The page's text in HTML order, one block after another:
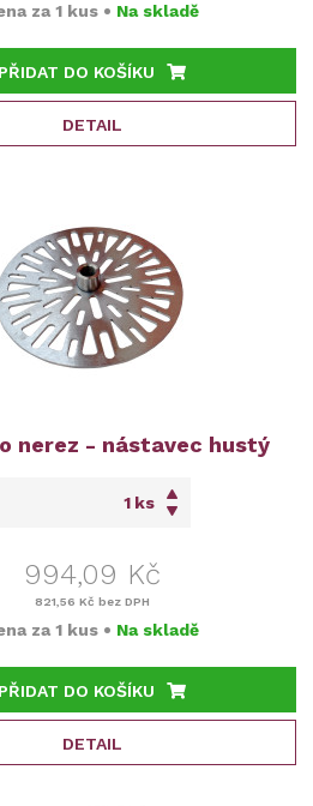
za 1 kus • Na skladě
PŘIDAT DO KOŠÍKU
DETAIL
nerez - nástavec hustý
ks
994,09 Kč
821,56 Kč bez DPH
za 1 kus • Na skladě
PŘIDAT DO KOŠÍKU
DETAIL